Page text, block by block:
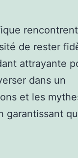
de rester
attrayante
dans un
et les
garantissant